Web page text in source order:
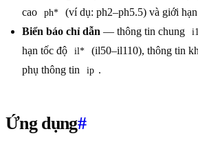
cao
ph* (ví dụ: ph2–ph5.5) và giới
Biển báo chỉ dẫn — thông tin chung i1
hạn tốc độ
il* (il50–il110), thông tin
phụ thông tin
ip .
Ứng dụng#